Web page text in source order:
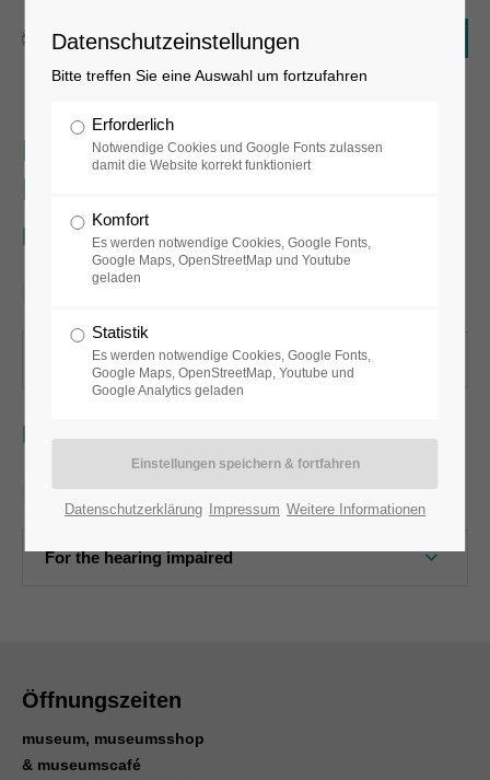
Ben Vautier, Le train de
l'amour
Deutsch
Für Hörgeschädigte
English
For the hearing impaired
Öffnungszeiten
museum, museumsshop
& museumscafé
Datenschutzeinstellungen
Bitte treffen Sie eine Auswahl um fortzufahren
Erforderlich
Notwendige Cookies und Google Fonts zulassen
damit die Website korrekt funktioniert
Komfort
Es werden notwendige Cookies, Google Fonts,
Google Maps, OpenStreetMap und Youtube
geladen
Statistik
Es werden notwendige Cookies, Google Fonts,
Google Maps, OpenStreetMap, Youtube und
Google Analytics geladen
Datenschutzerklärung Impressum Weitere Informationen